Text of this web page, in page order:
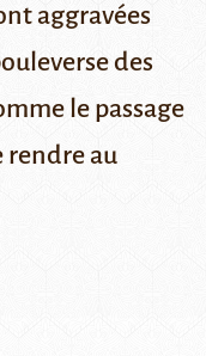
aggravées
des
le passage
rendre au